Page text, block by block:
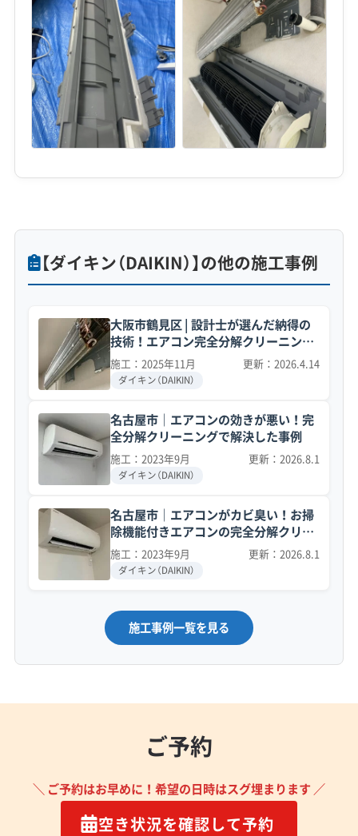
【ダイキン（DAIKIN）】の他の施工事例
大阪市鶴見区 | 設計士が選んだ納得の
技術！エアコン完全分解クリーニング
事例
施工：2025年11月 更新：2026.4.14
ダイキン（DAIKIN）
名古屋市｜エアコンの効きが悪い！完
全分解クリーニングで解決した事例
施工：2023年9月 更新：2026.8.1
ダイキン（DAIKIN）
名古屋市｜エアコンがカビ臭い！お掃
除機能付きエアコンの完全分解クリー
ニング事例
施工：2023年9月 更新：2026.8.1
ダイキン（DAIKIN）
施工事例一覧を見る
ご予約
＼ ご予約はお早めに！希望の日時はスグ埋まります ／
空き状況を確認して予約